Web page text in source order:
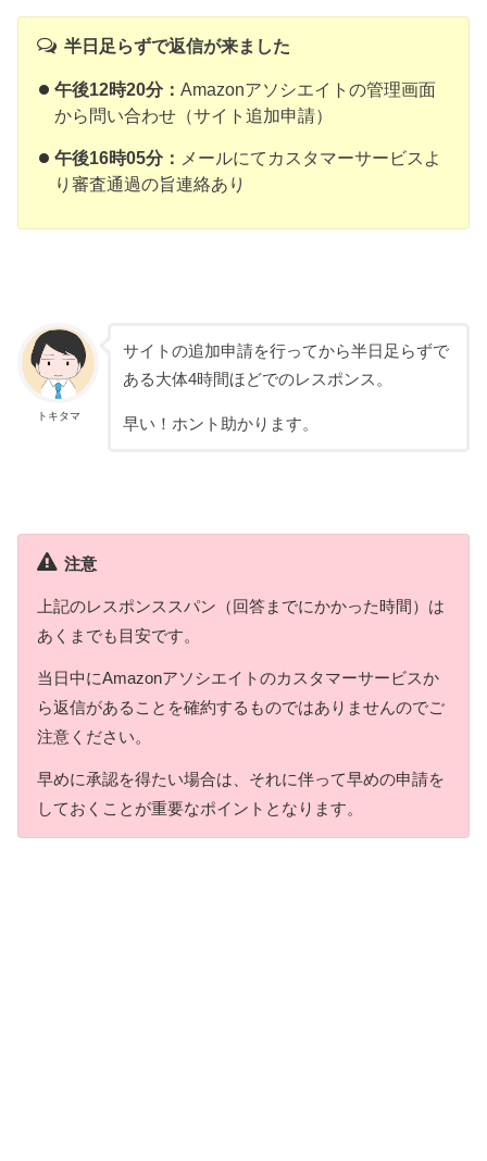
半日足らずで返信が来ました
午後12時20分： Amazonアソシエイトの管理画面
から問い合わせ（サイト追加申請）
午後16時05分： メールにてカスタマーサービスよ
り審査通過の旨連絡あり
トキタマ
サイトの追加申請を行ってから半日足らずで
ある大体4時間ほどでのレスポンス。
早い！ホント助かります。
注意
上記のレスポンススパン（回答までにかかった時間）は
あくまでも目安です。
当日中にAmazonアソシエイトのカスタマーサービスか
ら返信があることを確約するものではありませんのでご
注意ください。
早めに承認を得たい場合は、それに伴って早めの申請を
しておくことが重要なポイントとなります。